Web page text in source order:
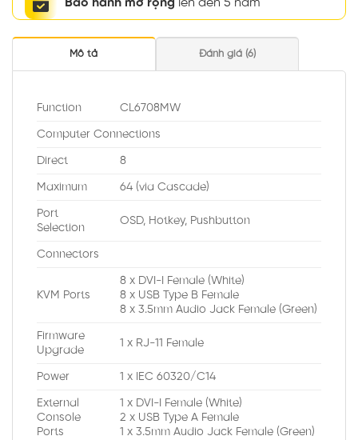
Bảo hành mở rộng lên đến 5 năm
Mô tả Đánh giá (6)
Function CL6708MW
Computer Connections
Direct 8
Maximum 64 (via Cascade)
Port
Selection
OSD, Hotkey, Pushbutton
Connectors
KVM Ports
8 x DVI-I Female (White)
8 x USB Type B Female
8 x 3.5mm Audio Jack Female (Green)
Firmware
Upgrade
1 x RJ-11 Female
Power 1 x IEC 60320/C14
External
Console
Ports
1 x DVI-I Female (White)
2 x USB Type A Female
1 x 3.5mm Audio Jack Female (Green)